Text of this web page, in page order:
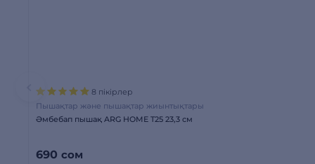
8 пікірлер
Пышақтар және пышақтар жиынтықтары
Әмбебап пышақ ARG HOME T25 23,3 см
690 сом